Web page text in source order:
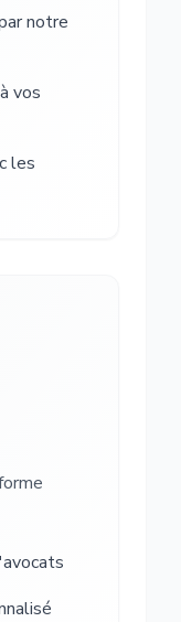
notre
vos
les